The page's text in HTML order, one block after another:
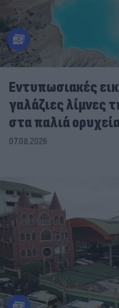
Εντυπωσιακές
γαλάζιες λίμνες
στα παλιά
07.08.2026